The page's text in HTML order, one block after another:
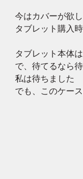
今はカバーが欲
タブレット購入
タブレット本体
で、待てるなら
私は待ちました
でも、このケー